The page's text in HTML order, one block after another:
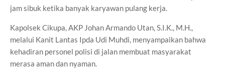
jam sibuk ketika banyak karyawan pulang kerja.
Kapolsek Cikupa, AKP Johan Armando Utan, S.I.K., M.H.,
melalui Kanit Lantas Ipda Udi Muhdi, menyampaikan bahwa
kehadiran personel polisi di jalan membuat masyarakat
merasa aman dan nyaman.